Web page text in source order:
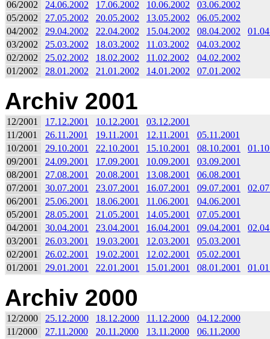
06/2002
24.06.2002 17.06.2002 10.06.2002
03.06.2002
05/2002
27.05.2002 20.05.2002 13.05.2002
06.05.2002
04/2002
29.04.2002 22.04.2002 15.04.2002 08.04.2002
03/2002
25.03.2002 18.03.2002 11.03.2002
04.03.2002
02/2002
25.02.2002 18.02.2002 11.02.2002
04.02.2002
01/2002
28.01.2002 21.01.2002 14.01.2002 07.01.2002
Archiv 2001
12/2001 17.12.2001 10.12.2001
03.12.2001
11/2001
26.11.2001 19.11.2001 12.11.2001
05.11.2001
10/2001
29.10.2001 22.10.2001 15.10.2001 08.10.2001
09/2001
24.09.2001 17.09.2001 10.09.2001
03.09.2001
08/2001
27.08.2001 20.08.2001 13.08.2001
06.08.2001
07/2001
30.07.2001 23.07.2001 16.07.2001 09.07.2001
06/2001
25.06.2001 18.06.2001 11.06.2001
04.06.2001
05/2001
28.05.2001 21.05.2001 14.05.2001
07.05.2001
04/2001
30.04.2001 23.04.2001 16.04.2001 09.04.2001
03/2001
26.03.2001 19.03.2001 12.03.2001
05.03.2001
02/2001
26.02.2001 19.02.2001 12.02.2001
05.02.2001
01/2001
29.01.2001 22.01.2001 15.01.2001 08.01.2001
Archiv 2000
12/2000 25.12.2000 18.12.2000 11.12.2000
04.12.2000
11/2000
27.11.2000 20.11.2000 13.11.2000
06.11.2000